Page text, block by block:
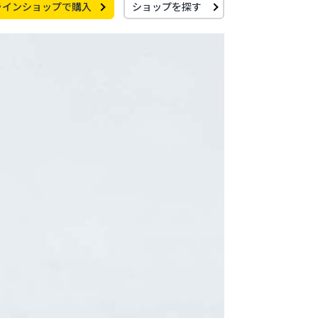
ンショップで購入 ショップを探す